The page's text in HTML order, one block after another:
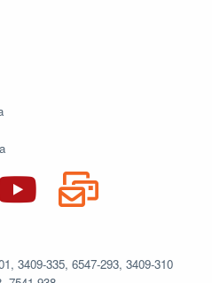
3409-335, 6547-293, 3409-310